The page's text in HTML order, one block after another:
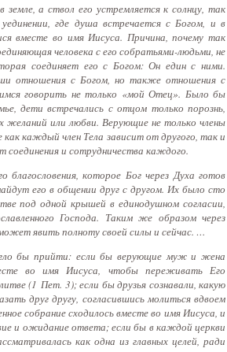
а ствол его устремляется к солнцу, так
где душа встречается с Богом, и в
вместе во имя Иисуса. Причина, почему так
человека с его собратьями-людьми, не
соединяет его с Богом: Он един с ними.
отношения с Богом, но также отношения с
говорить не только «мой Отец». Было бы
дети встречались с отцом только порознь,
желаний или любви. Верующие не только члены
каждый член Тела зависит от другого, так и
соединения и сотрудничества каждого.
благословения, которое Бог через Духа готов
его в общении друг с другом. Их было сто
под одной крышей в единодушном согласии,
Господа. Таким же образом через
явить полноту своей силы и сейчас. …
бы прийти: если бы верующие муж и жена
во имя Иисуса, чтобы переживать Его
(1 Пет. 3); если бы друзья сознавали, какую
друг другу, согласившись молиться вдвоем
собрание сходилось вместе во имя Иисуса, и
и ожидание ответа; если бы в каждой церкви
как одна из главных целей, ради